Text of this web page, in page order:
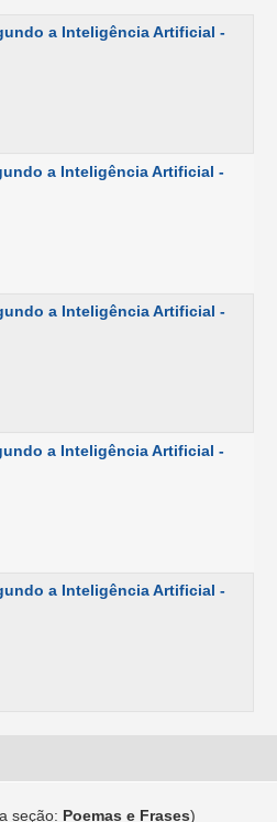
a Inteligência Artificial -
a Inteligência Artificial -
a Inteligência Artificial -
a Inteligência Artificial -
a Inteligência Artificial -
seção: Poemas e Frases)